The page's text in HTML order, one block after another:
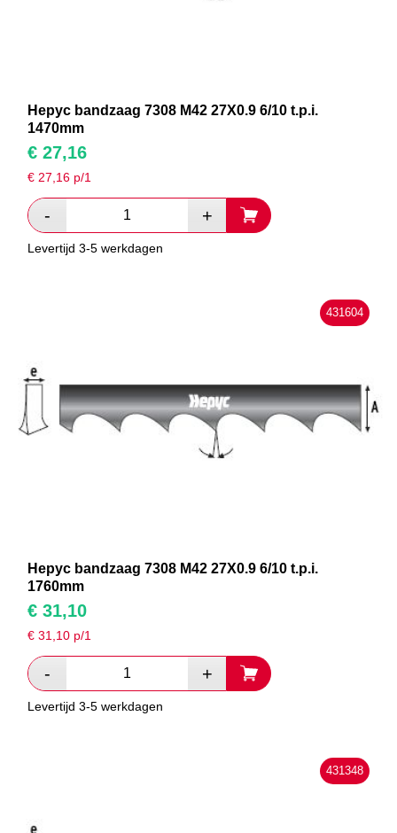
Hepyc bandzaag 7308 M42 27X0.9 6/10 t.p.i.
1470mm
€ 27,16
€27,16 p/1
Levertijd 3-5 werkdagen
431604
Hepyc bandzaag 7308 M42 27X0.9 6/10 t.p.i.
1760mm
€ 31,10
€31,10 p/1
Levertijd 3-5 werkdagen
431348